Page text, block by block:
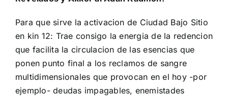
Para que sirve la activacion de Ciudad Bajo Sitio
en kin 12: Trae consigo la energia de la redencion
que facilita la circulacion de las esencias que
ponen punto final a los reclamos de sangre
multidimensionales que provocan en el hoy -por
ejemplo- deudas impagables, enemistades